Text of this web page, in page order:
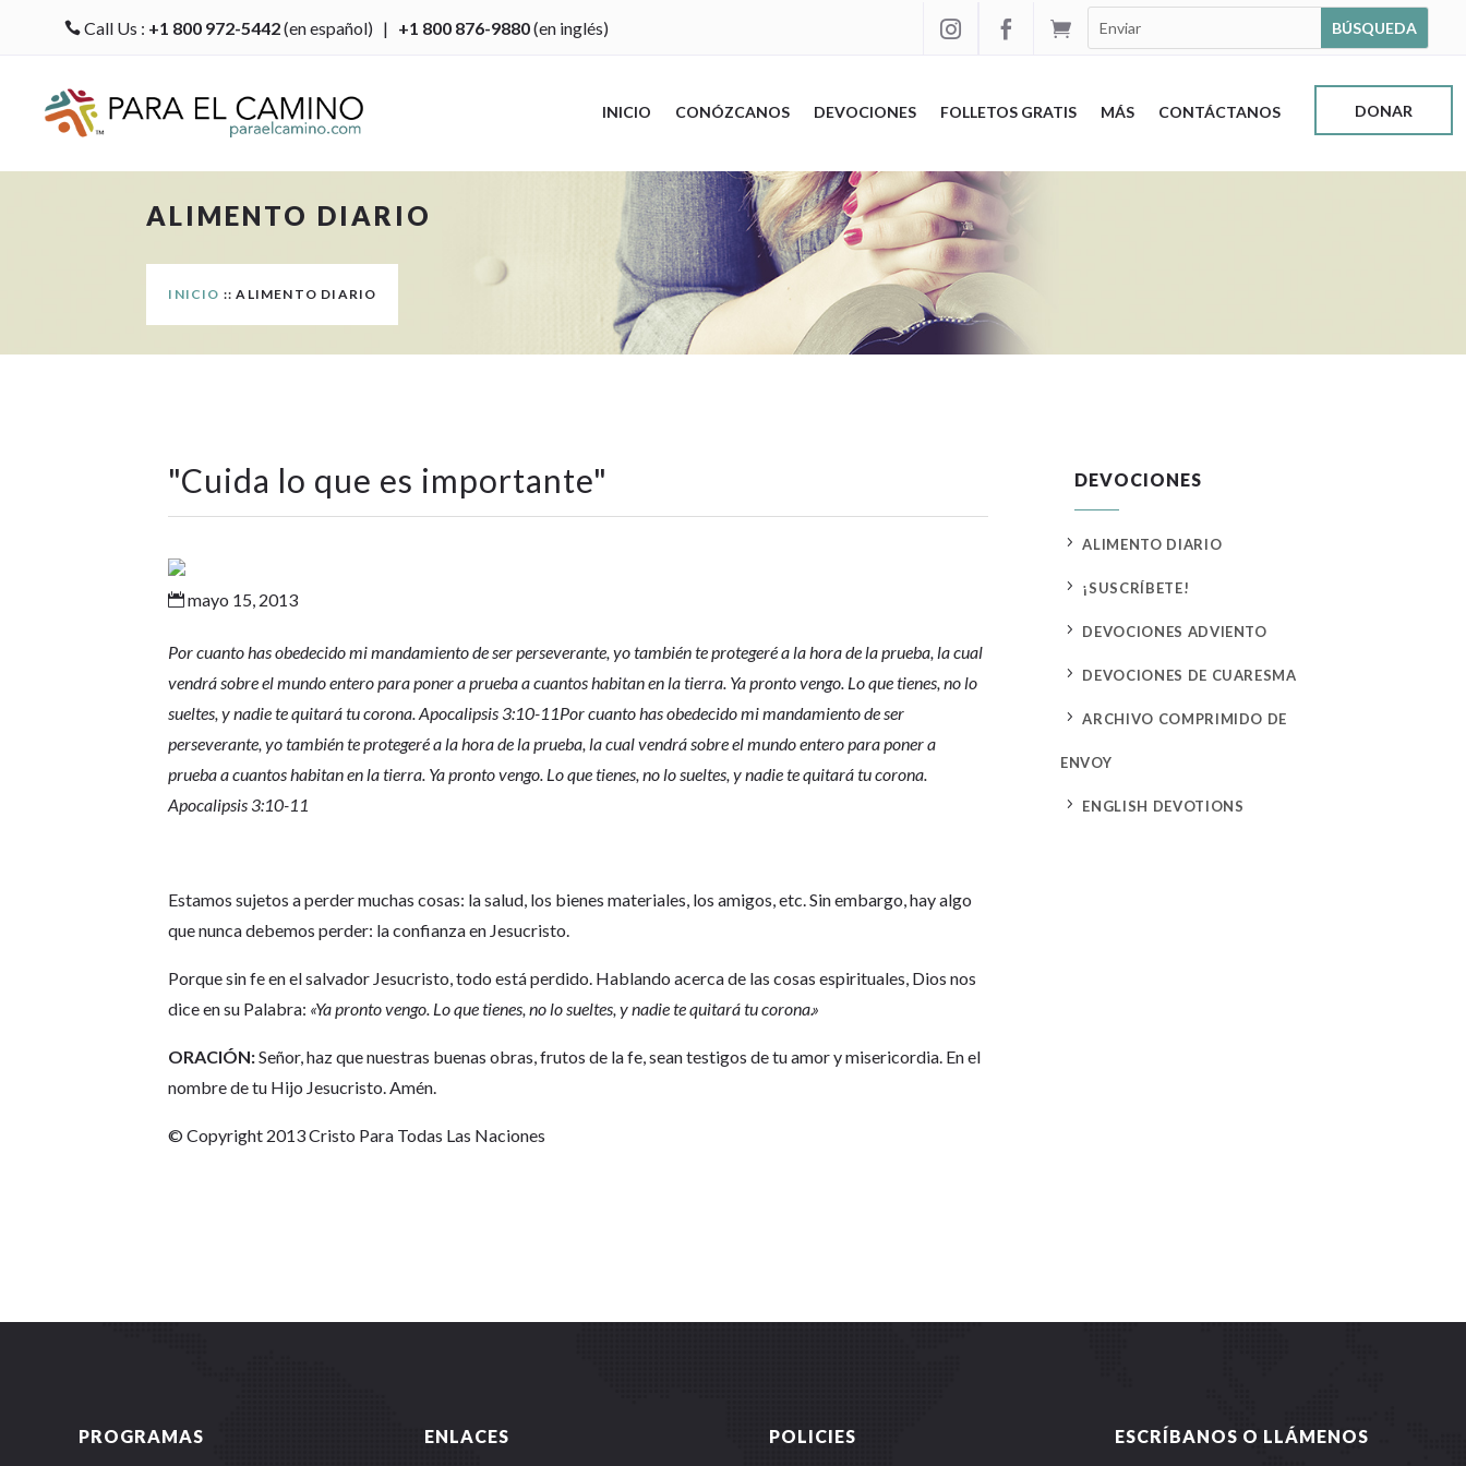
Call Us : +1 800 972-5442(en español) | +1 800 876-9880(en inglés) 


INICIO CONÓZCANOS DEVOCIONES FOLLETOS GRATIS MÁS CONTÁCTANOS DONAR
ALIMENTO DIARIO
INICIO :: ALIMENTO DIARIO
"Cuida lo que es importante"
 mayo 15, 2013
Por cuanto has obedecido mi mandamiento de ser perseverante, yo también te protegeré a la hora de la prueba, la cual
vendrá sobre el mundo entero para poner a prueba a cuantos habitan en la tierra. Ya pronto vengo. Lo que tienes, no lo
sueltes, y nadie te quitará tu corona. Apocalipsis 3:10-11Por cuanto has obedecido mi mandamiento de ser
perseverante, yo también te protegeré a la hora de la prueba, la cual vendrá sobre el mundo entero para poner a
prueba a cuantos habitan en la tierra. Ya pronto vengo. Lo que tienes, no lo sueltes, y nadie te quitará tu corona.
Apocalipsis 3:10-11
Estamos sujetos a perder muchas cosas: la salud, los bienes materiales, los amigos, etc. Sin embargo, hay algo
que nunca debemos perder: la confianza en Jesucristo.
Porque sin fe en el salvador Jesucristo, todo está perdido. Hablando acerca de las cosas espirituales, Dios nos
dice en su Palabra: «Ya pronto vengo. Lo que tienes, no lo sueltes, y nadie te quitará tu corona.»
ORACIÓN:Señor, haz que nuestras buenas obras, frutos de la fe, sean testigos de tu amor y misericordia. En el
nombre de tu Hijo Jesucristo. Amén.
© Copyright 2013 Cristo Para Todas Las Naciones
DEVOCIONES
5 ALIMENTO DIARIO
5 ¡SUSCRÍBETE!
5 DEVOCIONES ADVIENTO
5 DEVOCIONES DE CUARESMA
5 ARCHIVO COMPRIMIDO DE
ENVOY
5 ENGLISH DEVOTIONS
PROGRAMAS ENLACES POLICIES ESCRÍBANOS O LLÁMENOS